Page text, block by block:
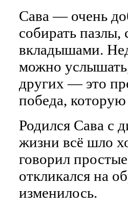
Сава — очень
собирать пазлы,
вкладышами.
можно
других — это
победа,
Родился Сава с
жизни всё шло
говорил
откликался на
изменилось.